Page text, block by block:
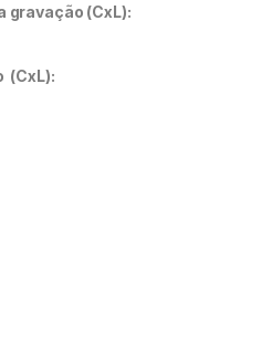
gravação (CxL):
(CxL):